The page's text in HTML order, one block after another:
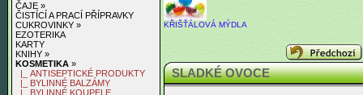
ČAJE »
ČISTÍCÍ A PRACÍ PŘÍPRAVKY
CUKROVINKY »
EZOTERIKA
KARTY
KNIHY »
KOSMETIKA »
|_ ANTISEPTICKÉ PRODUKTY
|_ BYLINNÉ BALZÁMY
|_ BYLINNÉ KOUPELE
KŘIŠŤÁLOVÁ MÝDLA
SLADKÉ OVOCE